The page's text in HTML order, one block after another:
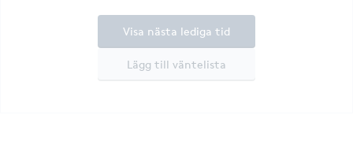
Lägg till väntelista
Visa nästa lediga tid